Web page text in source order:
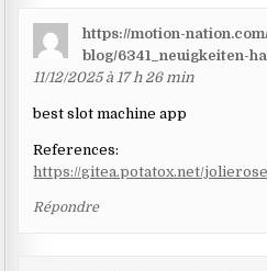
https://motion-
blog/6341_neuigkeiten-
11/12/2025 à 17 h 26 min
best slot machine app
References:
https://gitea.potatox.net/
Répondre